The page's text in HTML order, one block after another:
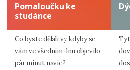
Pomaloučku ke
studánce
Co byste dělali vy, kdyby se
vám ve všedním dnu objevilo
pár minut navíc?